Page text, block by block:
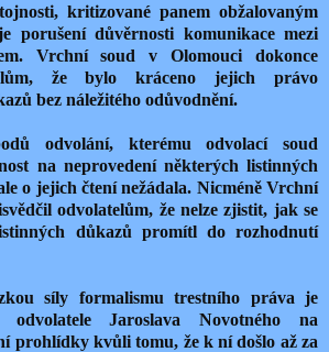
kritizované panem obžalovaným
porušení důvěrnosti komunikace mezi
Vrchní soud v Olomouci dokonce
že bylo kráceno jejich právo
bez náležitého odůvodnění.
odvolání, kterému odvolací soud
na neprovedení některých listinných
o jejich čtení nežádala. Nicméně Vrchní
odvolatelům, že nelze zjistit, jak se
důkazů promítl do rozhodnutí
síly formalismu trestního práva je
odvolatele Jaroslava Novotného na
prohlídky kvůli tomu, že k ní došlo až za